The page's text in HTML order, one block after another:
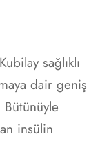
sağlıklı
dair geniş
insülin